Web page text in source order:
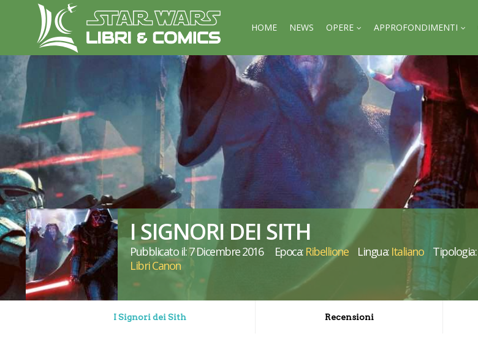
HOME NEWS OPERE APPROFONDIMENTI
I SIGNORI DEI SITH
Pubblicato il: 7 Dicembre 2016 Epoca: Ribellione Lingua: Italiano Tipologia:
Libri Canon
I Signori dei Sith Recensioni